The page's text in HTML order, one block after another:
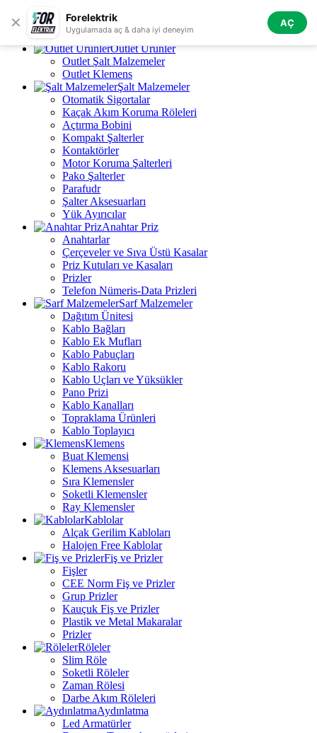
✕ Forelektrik
Uygulamada aç & daha iyi deneyim
AÇ
Skip to navigation Skip to main content
Tüm Kategoriler
Outlet Ürünler
Outlet Şalt Malzemeler
Outlet Klemens
Şalt Malzemeler
Otomatik Sigortalar
Kaçak Akım Koruma Röleleri
Açtırma Bobini
Kompakt Şalterler
Kontaktörler
Motor Koruma Şalterleri
Pako Şalterler
Parafudr
Şalter Aksesuarları
Yük Ayırıcılar
Anahtar Priz
Anahtarlar
Çerçeveler ve Sıva Üstü Kasalar
Priz Kutuları ve Kasaları
Prizler
Telefon Nümeris-Data Prizleri
Sarf Malzemeler
Dağıtım Ünitesi
Kablo Bağları
Kablo Ek Mufları
Kablo Pabuçları
Kablo Rakoru
Kablo Uçları ve Yüksükler
Pano Prizi
Kablo Kanalları
Topraklama Ürünleri
Kablo Toplayıcı
Klemens
Buat Klemensi
Klemens Aksesuarları
Sıra Klemensler
Soketli Klemensler
Ray Klemensler
Kablolar
Alçak Gerilim Kabloları
Halojen Free Kablolar
Fiş ve Prizler
Fişler
CEE Norm Fiş ve Prizler
Grup Prizler
Kauçuk Fiş ve Prizler
Plastik ve Metal Makaralar
Prizler
Röleler
Slim Röle
Soketli Röleler
Zaman Rölesi
Darbe Akım Röleleri
Aydınlatma
Led Armatürler